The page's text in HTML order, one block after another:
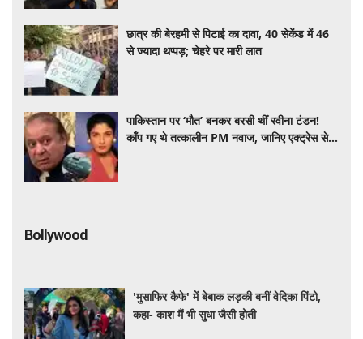
छात्र की बेरहमी से पिटाई का दावा, 40 सेकेंड में 46
से ज्यादा थप्पड़; चेहरे पर मारी लात
पाकिस्तान पर ‘मौत’ बनकर बरसी थीं रवीना टंडन!
काँप गए थे तत्कालीन PM नवाज, जानिए एक्ट्रेस से
Bollywood
'मुसाफिर कैफे' में बेबाक लड़की बनीं वेदिका पिंटो,
कहा- काश मैं भी सुधा जैसी होती